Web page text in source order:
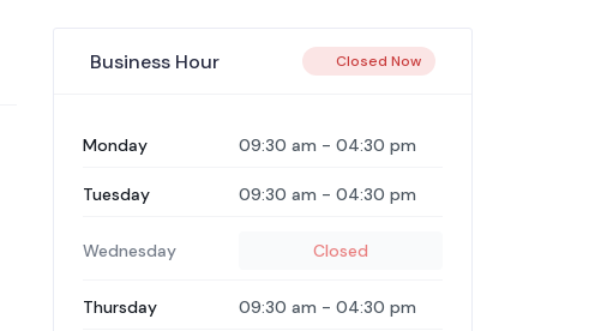
Business Hour Closed Now
Monday 09:30 am - 04:30 pm
Tuesday 09:30 am - 04:30 pm
Wednesday Closed
Thursday 09:30 am - 04:30 pm